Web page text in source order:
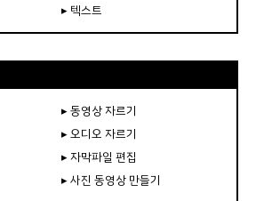
▸ 텍스트
▸ 동영상 자르기
▸ 오디오 자르기
▸ 자막파일 편집
▸ 사진 동영상 만들기